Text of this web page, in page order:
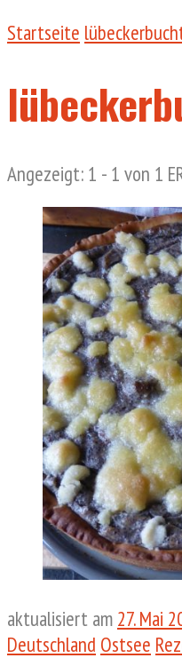
Startseite
Angezeigt: 1 - 1 von 1
aktualisiert am 27. Mai
Deutschland Ostsee